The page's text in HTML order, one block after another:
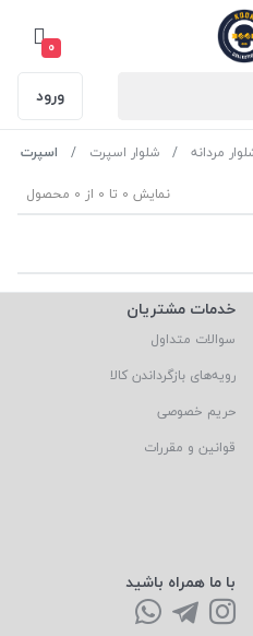
0
ورود
مردانه شلوار اسپرت اسپرت
نمایش 0 تا 0 از 0 محصول
خدمات مشتریان
سوالات متداول
رویه‌های بازگرداندن کالا
حریم خصوصی
قوانین و مقررات
با ما همراه باشید